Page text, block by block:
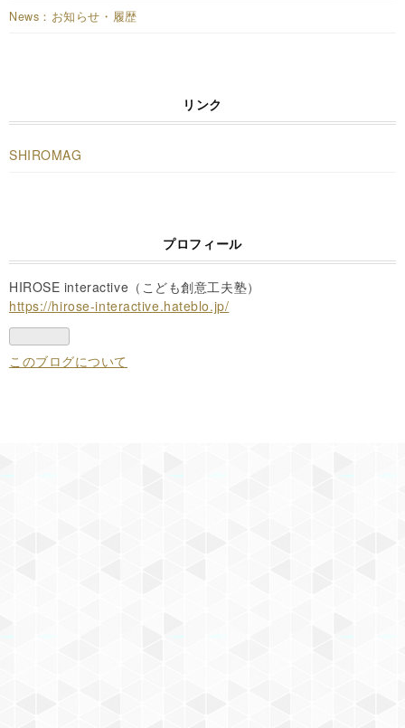
News：お知らせ・履歴
リンク
SHIROMAG
プロフィール
HIROSE interactive（こども創意工夫塾）
https://hirose-interactive.hateblo.jp/
このブログについて